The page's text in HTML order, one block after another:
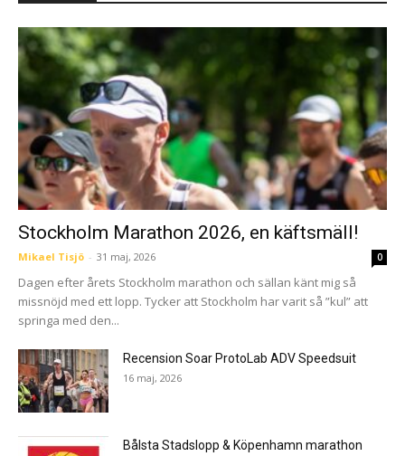
Stockholm Marathon 2026, en käftsmäll!
Mikael Tisjö - 31 maj, 2026 0
Dagen efter årets Stockholm marathon och sällan känt mig så
missnöjd med ett lopp. Tycker att Stockholm har varit så ”kul” att
springa med den...
Recension Soar ProtoLab ADV Speedsuit
16 maj, 2026
Bålsta Stadslopp & Köpenhamn marathon